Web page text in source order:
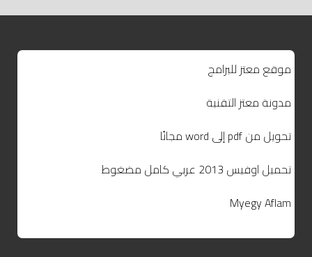
موقع معتز للبرامج
مدونة معتز التقنية
تحويل من pdf إلى word مجانًا
تحميل اوفيس 2013 عربي كامل مضغوط
Myegy Aflam